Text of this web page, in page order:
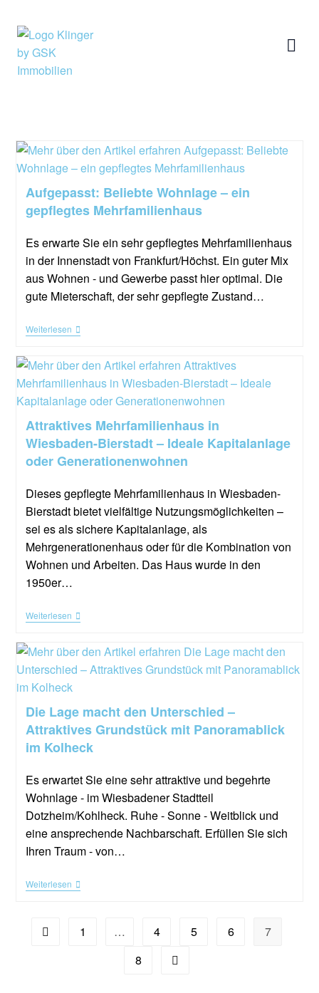
Aufgepasst: Beliebte Wohnlage – ein
gepflegtes Mehrfamilienhaus
Es erwarte Sie ein sehr gepflegtes Mehrfamilienhaus
in der Innenstadt von Frankfurt/Höchst. Ein guter Mix
aus Wohnen - und Gewerbe passt hier optimal. Die
gute Mieterschaft, der sehr gepflegte Zustand…
Weiterlesen
Attraktives Mehrfamilienhaus in
Wiesbaden-Bierstadt – Ideale Kapitalanlage
oder Generationenwohnen
Dieses gepflegte Mehrfamilienhaus in Wiesbaden-
Bierstadt bietet vielfältige Nutzungsmöglichkeiten –
sei es als sichere Kapitalanlage, als
Mehrgenerationenhaus oder für die Kombination von
Wohnen und Arbeiten. Das Haus wurde in den
1950er…
Weiterlesen
Die Lage macht den Unterschied –
Attraktives Grundstück mit Panoramablick
im Kolheck
Es erwartet Sie eine sehr attraktive und begehrte
Wohnlage - im Wiesbadener Stadtteil
Dotzheim/Kohlheck. Ruhe - Sonne - Weitblick und
eine ansprechende Nachbarschaft. Erfüllen Sie sich
Ihren Traum - von…
Weiterlesen
1 … 4 5 6
7
8